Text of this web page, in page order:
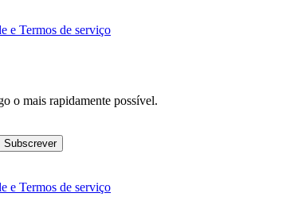
e Termos de serviço
o mais rapidamente possível.
Subscrever
e Termos de serviço